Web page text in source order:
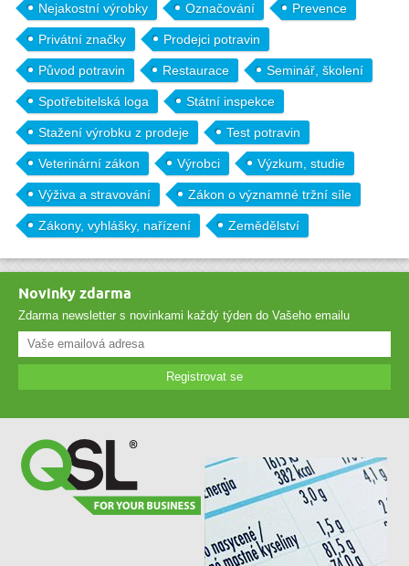
Nejakostní výrobky Označování Prevence
Privátní značky Prodejci potravin
Původ potravin Restaurace Seminář, školení
Spotřebitelská loga Státní inspekce
Stažení výrobku z prodeje Test potravin
Veterinární zákon Výrobci Výzkum, studie
Výživa a stravování Zákon o významné tržní síle
Zákony, vyhlášky, nařízení Zemědělství
Novinky zdarma
Zdarma newsletter s novinkami každý týden do Vašeho emailu
Registrovat se